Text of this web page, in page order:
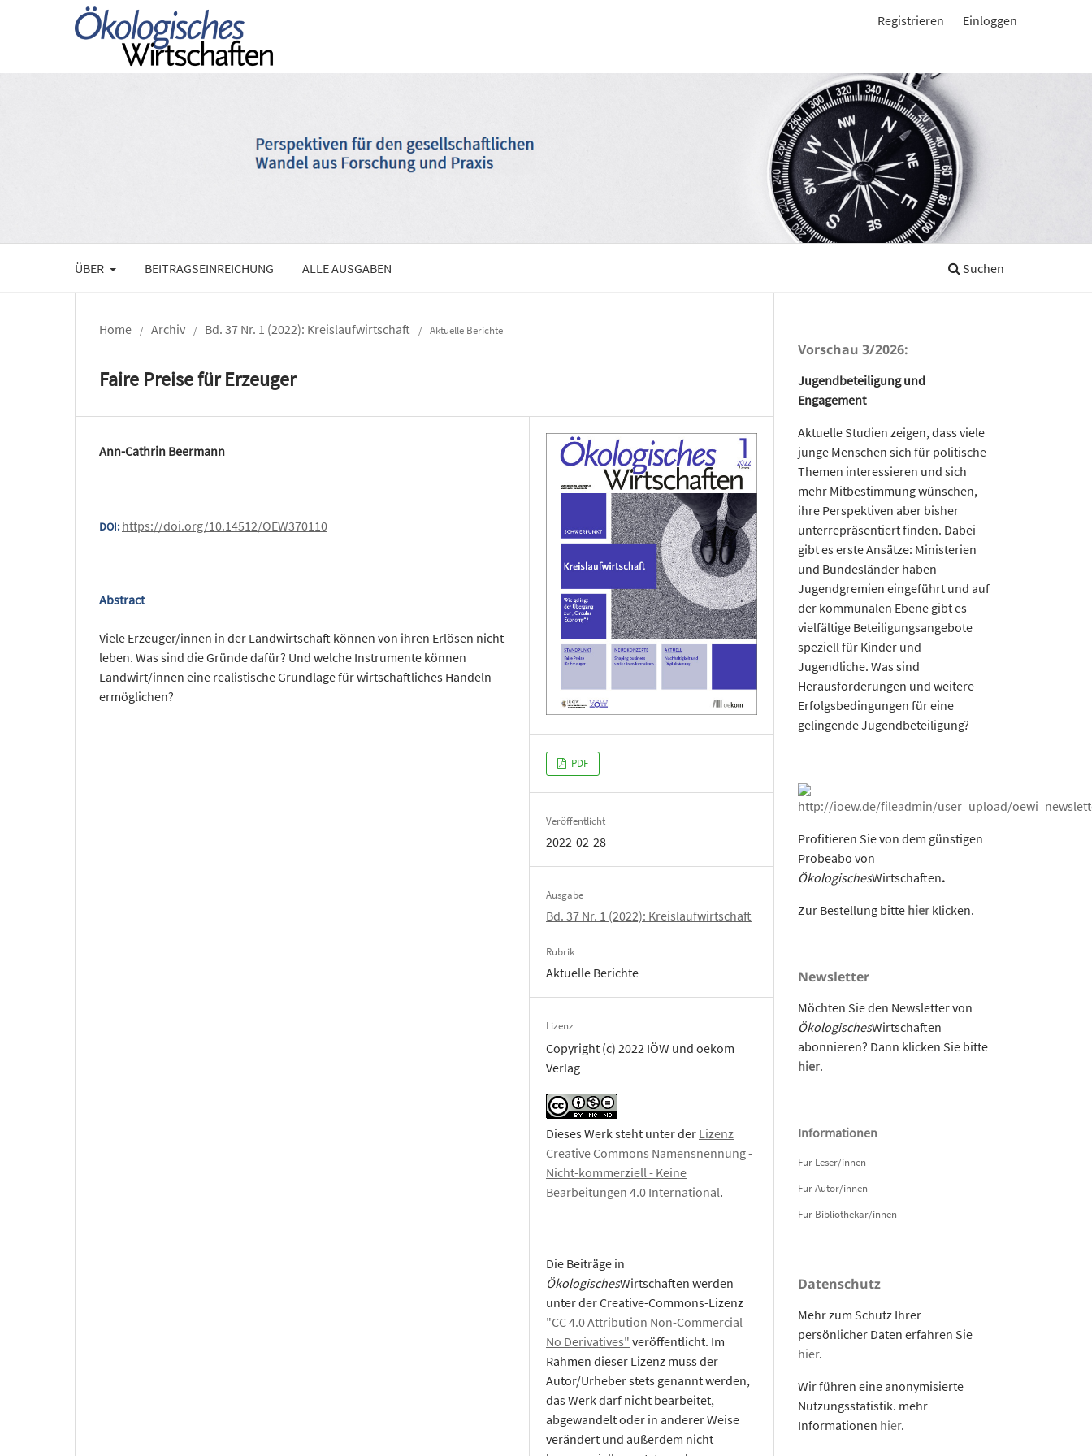
ÜBER BEITRAGSEINREICHUNG ALLE AUSGABEN Suchen
Registrieren Einloggen
Home / Archiv / Bd. 37 Nr. 1 (2022): Kreislaufwirtschaft / Aktuelle Berichte
Faire Preise für Erzeuger
Ann-Cathrin Beermann
DOI: https://doi.org/10.14512/OEW370110
Abstract
Viele Erzeuger/innen in der Landwirtschaft können von ihren Erlösen nicht
leben. Was sind die Gründe dafür? Und welche Instrumente können
Landwirt/innen eine realistische Grundlage für wirtschaftliches Handeln
ermöglichen?
PDF
Veröffentlicht
2022-02-28
Ausgabe
Bd. 37 Nr. 1 (2022): Kreislaufwirtschaft
Rubrik
Aktuelle Berichte
Lizenz
Copyright (c) 2022 IÖW und oekom
Verlag
Dieses Werk steht unter der Lizenz
Creative Commons Namensnennung -
Nicht-kommerziell - Keine
Bearbeitungen 4.0 International.
Die Beiträge in
ÖkologischesWirtschaften werden
unter der Creative-Commons-Lizenz
"CC 4.0 Attribution Non-Commercial
No Derivatives" veröffentlicht. Im
Rahmen dieser Lizenz muss der
Autor/Urheber stets genannt werden,
das Werk darf nicht bearbeitet,
abgewandelt oder in anderer Weise
verändert und außerdem nicht
Vorschau 3/2026:
Jugendbeteiligung und
Engagement
Aktuelle Studien zeigen, dass viele
junge Menschen sich für politische
Themen interessieren und sich
mehr Mitbestimmung wünschen,
ihre Perspektiven aber bisher
unterrepräsentiert finden. Dabei
gibt es erste Ansätze: Ministerien
und Bundesländer haben
Jugendgremien eingeführt und auf
der kommunalen Ebene gibt es
vielfältige Beteiligungsangebote
speziell für Kinder und
Jugendliche. Was sind
Herausforderungen und weitere
Erfolgsbedingungen für eine
gelingende Jugendbeteiligung?
Profitieren Sie von dem günstigen
Probeabo von
ÖkologischesWirtschaften.
Zur Bestellung bitte hier klicken.
Newsletter
Möchten Sie den Newsletter von
ÖkologischesWirtschaften
abonnieren? Dann klicken Sie bitte
hier.
Informationen
Für Leser/innen
Für Autor/innen
Für Bibliothekar/innen
Datenschutz
Mehr zum Schutz Ihrer
persönlicher Daten erfahren Sie
hier.
Wir führen eine anonymisierte
Nutzungsstatistik. mehr
Informationen hier.